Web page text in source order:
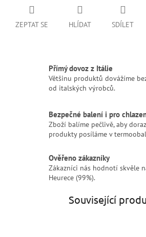
ZEPTAT SE HLÍDAT SDÍLET
Přímý dovoz z Itálie
Většinu produktů dovážíme
od italských výrobců.
Bezpečné balení i pro
Zboží balíme pečlivě, aby
produkty posíláme v
Ověřeno zákazníky
Zákazníci nás hodnotí skvěle
Heurece (99%).
Související